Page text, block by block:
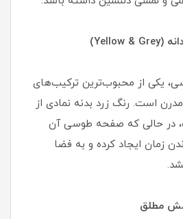
یکی از محبوب‌ترین ترکیب‌های
است. رنگ زرد بدنه نمادی از
در حالی که صفحه طوسی آن
زمان ایجاد کرده و به فضا